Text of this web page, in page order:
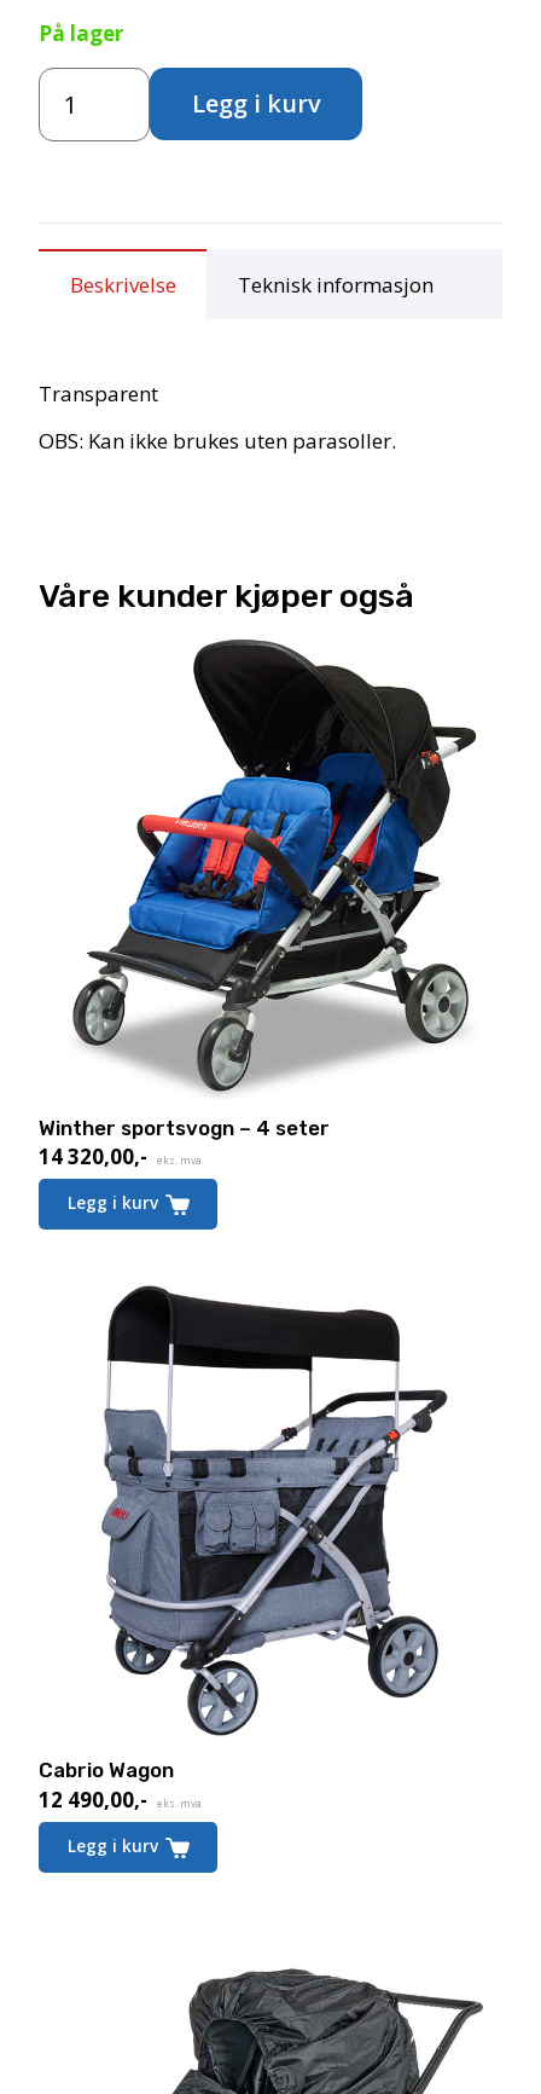
På lager
Regntrekk
barnebuss
Legg i kurv
Beskrivelse Teknisk informasjon
Transparent
OBS: Kan ikke brukes uten parasoller.
Våre kunder kjøper også
Winther sportsvogn – 4 seter
14 320,00,- eks. mva.
Legg i kurv
Cabrio Wagon
12 490,00,- eks. mva.
Legg i kurv